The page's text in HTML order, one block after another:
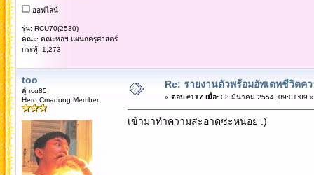
ออฟไลน์
รุ่น: RCU70(2530)
คณะ: คณะหอฯ แผนกครุศาสตร์
กระทู้: 1,273
too
ตู้ rcu85
Hero Cmadong Member
Re: รายงานตัวพร้อมอัพเดทชีวิตค
« ตอบ #117 เมื่อ:03 มีนาคม 2554, 09:01:09 »
เข้ามาทำความสะอาดซะหน่อย :)